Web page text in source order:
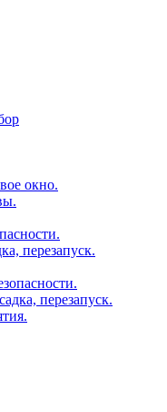
окно.
перезапуск.
перезапуск.